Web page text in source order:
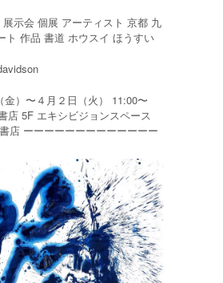
示会 個展 アーティスト 京都 九
ト 作品 書道 ホウスイ ほうすい
金）〜４月２日（火） 11:00〜
店 5F エキシビジョンスペース
店 ーーーーーーーーーーーーー